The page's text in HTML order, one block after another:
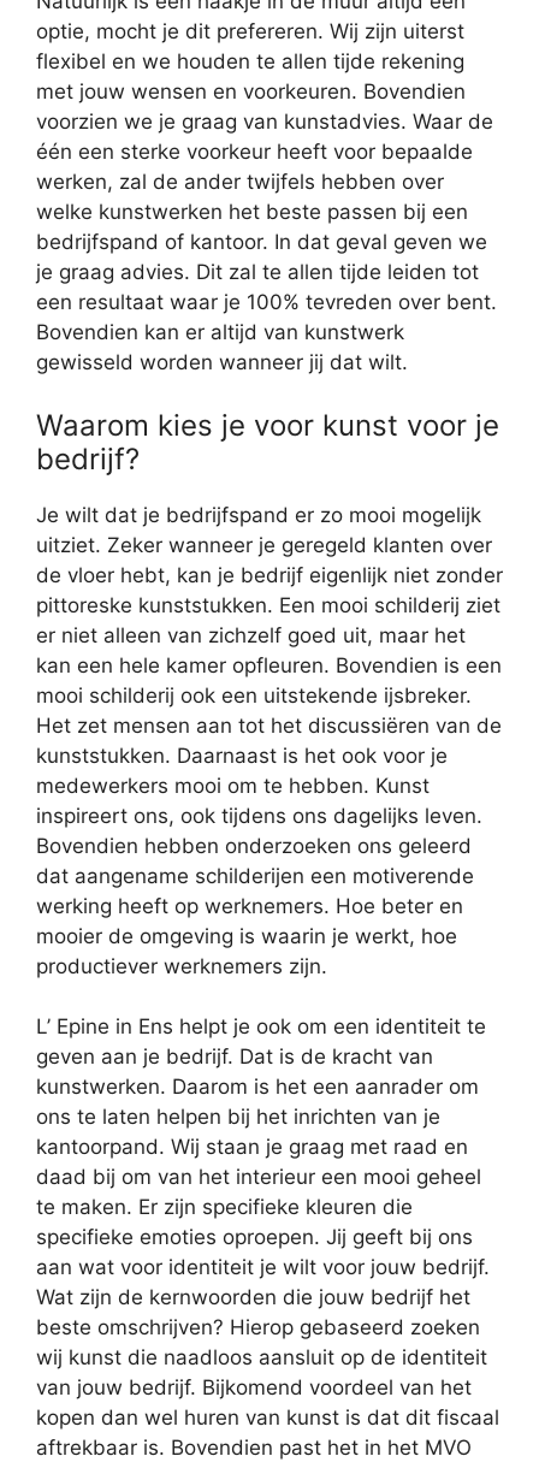
optie, mocht je dit prefereren. Wij zijn uiterst
flexibel en we houden te allen tijde rekening
met jouw wensen en voorkeuren. Bovendien
voorzien we je graag van kunstadvies. Waar de
één een sterke voorkeur heeft voor bepaalde
werken, zal de ander twijfels hebben over
welke kunstwerken het beste passen bij een
bedrijfspand of kantoor. In dat geval geven we
je graag advies. Dit zal te allen tijde leiden tot
een resultaat waar je 100% tevreden over bent.
Bovendien kan er altijd van kunstwerk
gewisseld worden wanneer jij dat wilt.
Waarom kies je voor kunst voor je
bedrijf?
Je wilt dat je bedrijfspand er zo mooi mogelijk
uitziet. Zeker wanneer je geregeld klanten over
de vloer hebt, kan je bedrijf eigenlijk niet zonder
pittoreske kunststukken. Een mooi schilderij ziet
er niet alleen van zichzelf goed uit, maar het
kan een hele kamer opfleuren. Bovendien is een
mooi schilderij ook een uitstekende ijsbreker.
Het zet mensen aan tot het discussiëren van de
kunststukken. Daarnaast is het ook voor je
medewerkers mooi om te hebben. Kunst
inspireert ons, ook tijdens ons dagelijks leven.
Bovendien hebben onderzoeken ons geleerd
dat aangename schilderijen een motiverende
werking heeft op werknemers. Hoe beter en
mooier de omgeving is waarin je werkt, hoe
productiever werknemers zijn.
L’ Epine in Ens helpt je ook om een identiteit te
geven aan je bedrijf. Dat is de kracht van
kunstwerken. Daarom is het een aanrader om
ons te laten helpen bij het inrichten van je
kantoorpand. Wij staan je graag met raad en
daad bij om van het interieur een mooi geheel
te maken. Er zijn specifieke kleuren die
specifieke emoties oproepen. Jij geeft bij ons
aan wat voor identiteit je wilt voor jouw bedrijf.
Wat zijn de kernwoorden die jouw bedrijf het
beste omschrijven? Hierop gebaseerd zoeken
wij kunst die naadloos aansluit op de identiteit
van jouw bedrijf. Bijkomend voordeel van het
kopen dan wel huren van kunst is dat dit fiscaal
aftrekbaar is. Bovendien past het in het MVO